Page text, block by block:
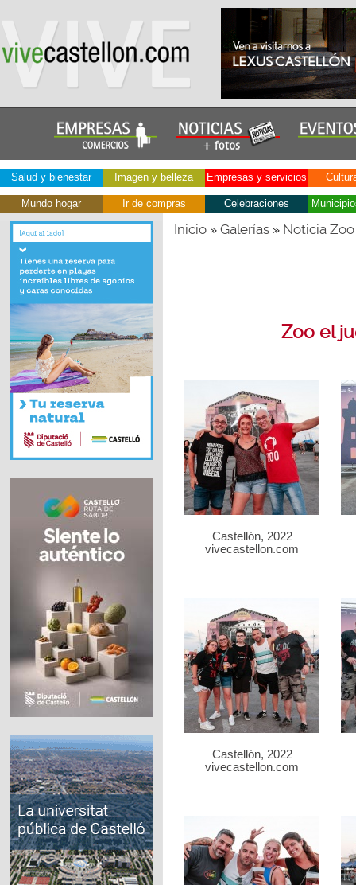
Salud y bienestar Imagen y belleza Empresas y servicios
Mundo hogar Ir de compras Celebraciones
Inicio» Galerías» Noticia
Zoo el
Castellón, 2022
vivecastellon.com
Castellón, 2022
vivecastellon.com